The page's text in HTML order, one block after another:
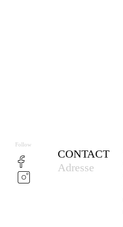
Follow
CONTACT
Adresse